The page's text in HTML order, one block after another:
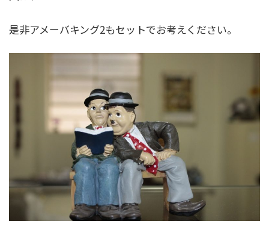
是非アメーバキング2もセットでお考えください。